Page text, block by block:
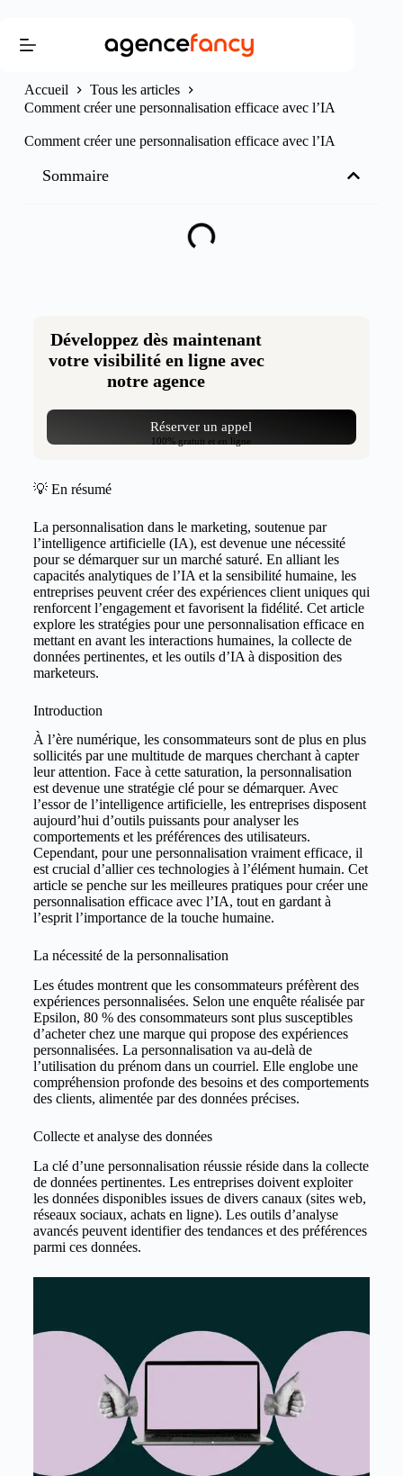
Accueil
Tous les articles
Comment créer une personnalisation efficace avec l’IA
Comment créer une personnalisation efficace avec l’IA
Sommaire
Développez dès maintenant
votre visibilité en ligne avec
notre agence
Réserver un appel
100% gratuit et en ligne
💡 En résumé
La personnalisation dans le marketing, soutenue par
l’intelligence artificielle (IA), est devenue une nécessité
pour se démarquer sur un marché saturé. En alliant les
capacités analytiques de l’IA et la sensibilité humaine, les
entreprises peuvent créer des expériences client uniques qui
renforcent l’engagement et favorisent la fidélité. Cet article
explore les stratégies pour une personnalisation efficace en
mettant en avant les interactions humaines, la collecte de
données pertinentes, et les outils d’IA à disposition des
marketeurs.
Introduction
À l’ère numérique, les consommateurs sont de plus en plus
sollicités par une multitude de marques cherchant à capter
leur attention. Face à cette saturation, la personnalisation
est devenue une stratégie clé pour se démarquer. Avec
l’essor de l’intelligence artificielle, les entreprises disposent
aujourd’hui d’outils puissants pour analyser les
comportements et les préférences des utilisateurs.
Cependant, pour une personnalisation vraiment efficace, il
est crucial d’allier ces technologies à l’élément humain. Cet
article se penche sur les meilleures pratiques pour créer une
personnalisation efficace avec l’IA, tout en gardant à
l’esprit l’importance de la touche humaine.
La nécessité de la personnalisation
Les études montrent que les consommateurs préfèrent des
expériences personnalisées. Selon une enquête réalisée par
Epsilon, 80 % des consommateurs sont plus susceptibles
d’acheter chez une marque qui propose des expériences
personnalisées. La personnalisation va au-delà de
l’utilisation du prénom dans un courriel. Elle englobe une
compréhension profonde des besoins et des comportements
des clients, alimentée par des données précises.
Collecte et analyse des données
La clé d’une personnalisation réussie réside dans la collecte
de données pertinentes. Les entreprises doivent exploiter
les données disponibles issues de divers canaux (sites web,
réseaux sociaux, achats en ligne). Les outils d’analyse
avancés peuvent identifier des tendances et des préférences
parmi ces données.